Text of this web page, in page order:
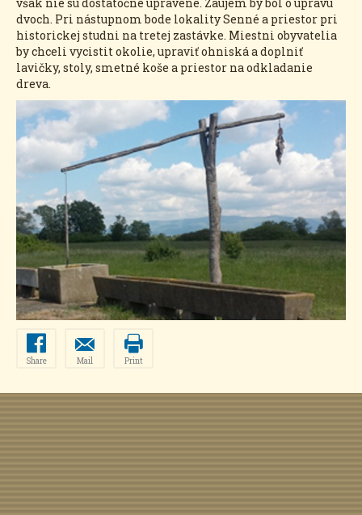
dvoch. Pri nástupnom bode lokality Senné a priestor pri
historickej studni na tretej zastávke. Miestni obyvatelia
by chceli vycistit okolie, upraviť ohniská a doplniť
lavičky, stoly, smetné koše a priestor na odkladanie
dreva.
Share Mail Print